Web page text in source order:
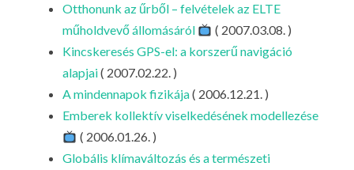
Otthonunk az űrből – felvételek az ELTE
műholdvevő állomásáról
( 2007.03.08. )
Kincskeresés GPS-el: a korszerű navigáció
alapjai( 2007.02.22. )
A mindennapok fizikája( 2006.12.21. )
Emberek kollektív viselkedésének modellezése
( 2006.01.26. )
Globális klímaváltozás és a természeti